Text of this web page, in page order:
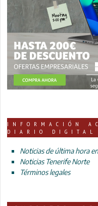
INFORMACIÓN
DIARIO DIGITAL
Noticias de última hora
Noticias Tenerife Norte
Términos legales